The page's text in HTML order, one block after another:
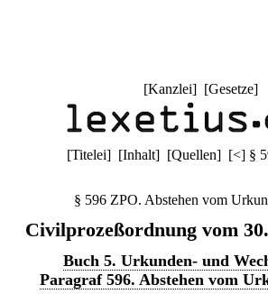
[Kanzlei] [Gesetze]
[Titelei] [Inhalt] [Quellen] [<] §
§ 596 ZPO. Abstehen vom
Civilprozeßordnung vom
Buch 5. Urkunden- und
Paragraf 596. Abstehen vom